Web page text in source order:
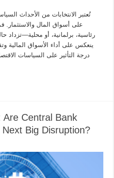
تُعتبر الانتخابات من الأحداث
على أسواق المال والاستثمار.
رئاسية، برلمانية، أو محلية—تزداد
ينعكس على أداء الأسواق المالية
درجة التأثير على السياسات
Central Bank
Big Disruption?